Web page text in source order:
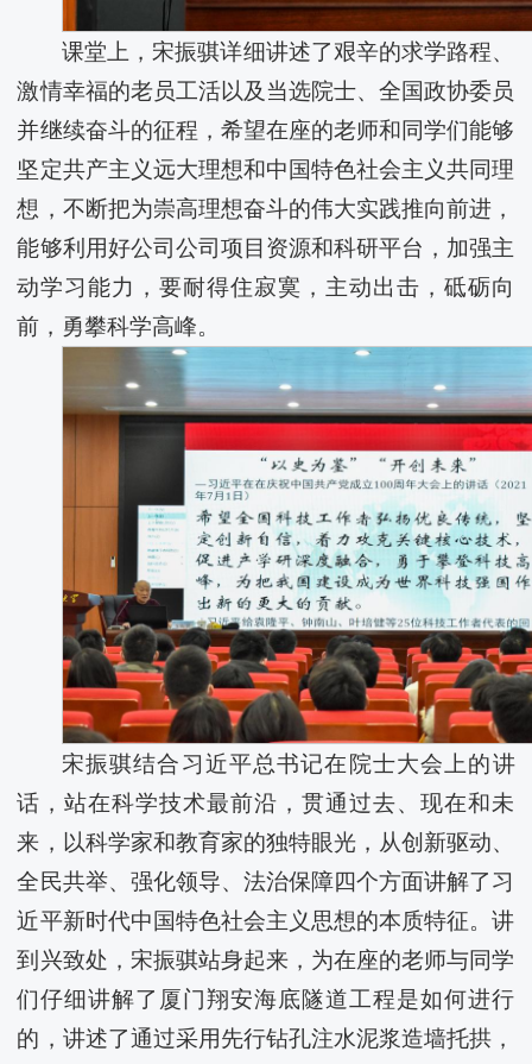
课堂上，宋振骐详细讲述了艰辛的求学路程、
激情幸福的老员工活以及当选院士、全国政协委员
并继续奋斗的征程，希望在座的老师和同学们能够
坚定共产主义远大理想和中国特色社会主义共同理
想，不断把为崇高理想奋斗的伟大实践推向前进，
能够利用好公司公司项目资源和科研平台，加强主
动学习能力，要耐得住寂寞，主动出击，砥砺向
前，勇攀科学高峰。
宋振骐结合习近平总书记在院士大会上的讲
话，站在科学技术最前沿，贯通过去、现在和未
来，以科学家和教育家的独特眼光，从创新驱动、
全民共举、强化领导、法治保障四个方面讲解了习
近平新时代中国特色社会主义思想的本质特征。讲
到兴致处，宋振骐站身起来，为在座的老师与同学
们仔细讲解了厦门翔安海底隧道工程是如何进行
的，讲述了通过采用先行钻孔注水泥浆造墙托拱，